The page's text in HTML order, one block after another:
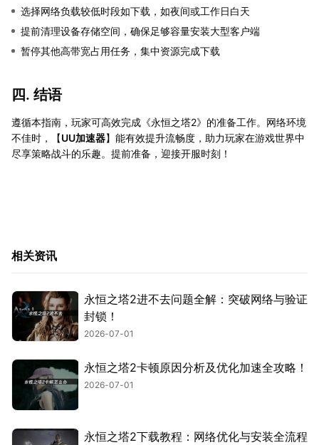
选择网络负载较低时段如下载，如夜间或工作日白天
提前清理设备存储空间，确保足够容量安装大型客户端
暂停其他高带宽占用任务，集中资源完成下载
四. 结语
遵循本指南，玩家可高效完成《永恒之塔2》的准备工作。网络环境
不佳时，【UU加速器】能有效提升流畅度，助力玩家在游戏世界中
尽享策略战斗的乐趣。提前准备，迎接开服时刻！
相关资讯
永恒之塔2进不去问题全解：突破网络与验证
封锁！
2026-07-01
永恒之塔2卡顿原因分析及优化加速全攻略！
2026-07-01
永恒之塔2下载教程：网络优化与安装全流程